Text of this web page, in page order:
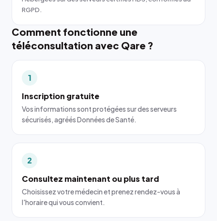
RGPD.
Comment fonctionne une
téléconsultation avec Qare ?
1
Inscription gratuite
Vos informations sont protégées sur des serveurs
sécurisés, agréés Données de Santé.
2
Consultez maintenant ou plus tard
Choisissez votre médecin et prenez rendez-vous à
l'horaire qui vous convient.